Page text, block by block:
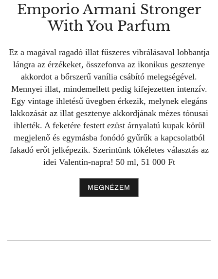
Emporio Armani Stronger
With You Parfum
Ez a magával ragadó illat fűszeres vibrálásaval lobbantja
lángra az érzékeket, összefonva az ikonikus gesztenye
akkordot a bőrszerű vanília csábító melegségével.
Mennyei illat, mindemellett pedig kifejezetten intenzív.
Egy vintage ihletésű üvegben érkezik, melynek elegáns
lakkozását az illat gesztenye akkordjának mézes tónusai
ihlették. A feketére festett ezüst árnyalatú kupak körül
megjelenő és egymásba fonódó gyűrűk a kapcsolatból
fakadó erőt jelképezik. Szerintünk tökéletes választás az
idei Valentin-napra! 50 ml, 51 000 Ft
MEGNÉZEM